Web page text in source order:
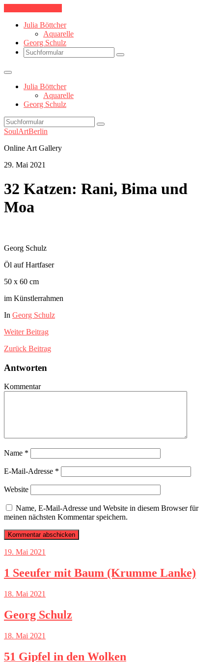
Julia Böttcher
Aquarelle
Georg Schulz
Search
Julia Böttcher
Aquarelle
Georg Schulz
Search
SoulArtBerlin
Online Art Gallery
29. Mai 2021
32 Katzen: Rani, Bima und
Moa
Georg Schulz
Öl auf Hartfaser
50 x 60 cm
im Künstlerrahmen
In Georg Schulz
WeiterBeitrag
Zurück Beitrag
Antworten
Kommentar
Name *
E-Mail-Adresse *
Website
Name, E-Mail-Adresse und Website in diesem Browser für
meinen nächsten Kommentar speichern.
19. Mai 2021
1 Seeufer mit Baum (Krumme Lanke)
18. Mai 2021
Georg Schulz
18. Mai 2021
51 Gipfel in den Wolken